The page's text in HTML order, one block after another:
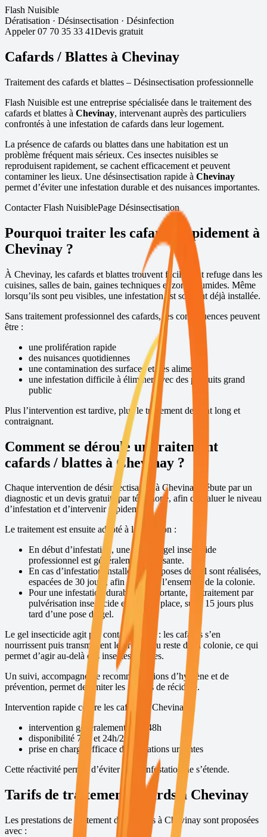
Flash Nuisible
Dératisation · Désinsectisation · Désinfection
Appeler 07 70 35 33 41Devis gratuit
Cafards / Blattes à Chevinay
Traitement des cafards et blattes – Désinsectisation professionnelle
Flash Nuisible est une entreprise spécialisée dans le traitement des
cafards et blattes à Chevinay, intervenant auprès des particuliers
confrontés à une infestation de cafards dans leur logement.
La présence de cafards ou blattes dans une habitation est un
problème fréquent mais sérieux. Ces insectes nuisibles se
reproduisent rapidement, se cachent efficacement et peuvent
contaminer les lieux. Une désinsectisation rapide à Chevinay
permet d’éviter une infestation durable et des nuisances importantes.
Contacter Flash NuisiblePage Désinsectisation
Pourquoi traiter les cafards rapidement à
Chevinay ?
À Chevinay, les cafards et blattes trouvent facilement refuge dans les
cuisines, salles de bain, gaines techniques et zones humides. Même
lorsqu’ils sont peu visibles, une infestation est souvent déjà installée.
Sans traitement professionnel des cafards, les conséquences peuvent
être :
une prolifération rapide
des nuisances quotidiennes
une contamination des surfaces et des aliments
une infestation difficile à éliminer avec des produits grand
public
Plus l’intervention est tardive, plus le traitement devient long et
contraignant.
Comment se déroule un traitement
cafards / blattes à Chevinay ?
Chaque intervention de désinsectisation à Chevinay
débute par un
diagnostic et un devis gratuits par téléphone, afin d’évaluer le niveau
d’infestation et d’intervenir rapidement.
Le traitement est ensuite adapté à la situation :
En début d’infestation, une pose de gel insecticide
professionnel est généralement suffisante.
En cas d’infestation installée, deux poses de gel sont réalisées,
espacées de 30 jours, afin de traiter l’ensemble de la colonie.
Pour une infestation durable et importante, un traitement par
pulvérisation insecticide est mis en place, suivi 15 jours plus
tard d’une pose de gel.
Le gel insecticide agit par contamination : les cafards s’en
nourrissent puis transmettent le produit au reste de la colonie, ce qui
permet d’agir au-delà des insectes visibles.
Un suivi, accompagné de recommandations d’hygiène et de
prévention, permet de limiter les risques de récidive.
Intervention rapide contre les cafards àChevinay
intervention généralement sous 48h
disponibilité 7j/7 et 24h/24
prise en charge efficace des situations urgentes
Cette réactivité permet d’éviter que l’infestation ne s’étende.
Tarifs de traitement cafards à Chevinay
Les prestations de traitement des cafards à Chevinay sont proposées
avec :